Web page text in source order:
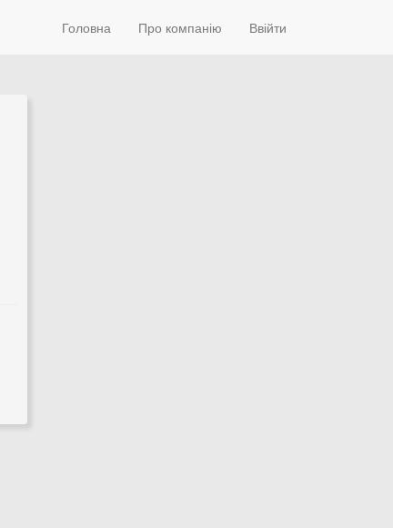
Головна Про компанію Ввійти